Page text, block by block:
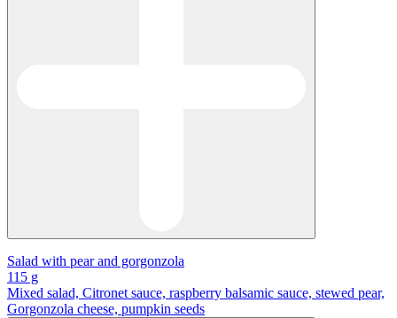
Salad with pear and gorgonzola
115 g
Mixed salad, Citronet sauce, raspberry balsamic sauce, stewed pear,
Gorgonzola cheese, pumpkin seeds